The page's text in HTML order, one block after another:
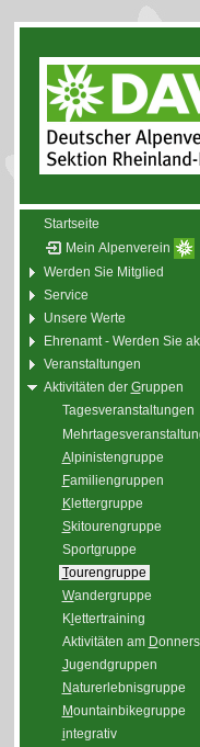
Startseite
Mein Alpenverein
Werden Sie Mitglied
Service
Unsere Werte
Ehrenamt - Werden Sie
Veranstaltungen
Aktivitäten der Gruppen
Tagesveranstaltungen
Alpinistengruppe
Familiengruppen
Klettergruppe
Skitourengruppe
Sportgruppe
Tourengruppe
Wandergruppe
Kl ettertraining
Aktivitäten am D
Jugendgruppen
Naturerlebnisgruppe
Mountainbikegruppe
integrativ